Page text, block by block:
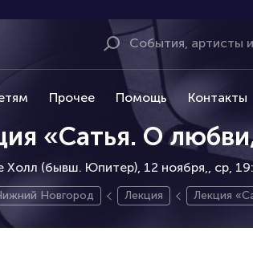
Прочее Помощь Контакты
«Сатья. О
Холл (бывш. Юпитер), 12 ноября, ср,
Новгород Лекция Лекция